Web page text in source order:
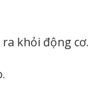
khỏi động cơ.